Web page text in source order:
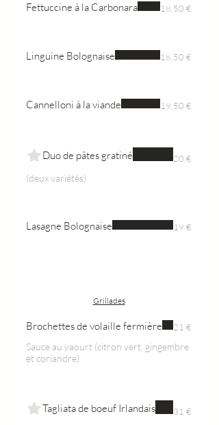
Fettuccine à la Carbonara 18,50 €
Linguine Bolognaise 18,50 €
Cannelloni à la viande 19,50 €
Duo de pâtes gratiné
(deux variétés)
20 €
Lasagne Bolognaise 19 €
Grillades
Brochettes de volaille fermière
Sauce au yaourt (citron vert, gingembre
et coriandre)
21 €
Tagliata de boeuf Irlandais 31 €